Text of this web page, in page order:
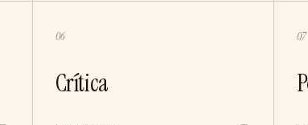
06
Crítica
07